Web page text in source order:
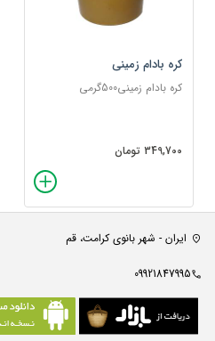
کره بادام زمینی
کره بادام زمینی500گرمی
349,700 تومان
ایران - شهر بانوی کرامت، قم
09921847995